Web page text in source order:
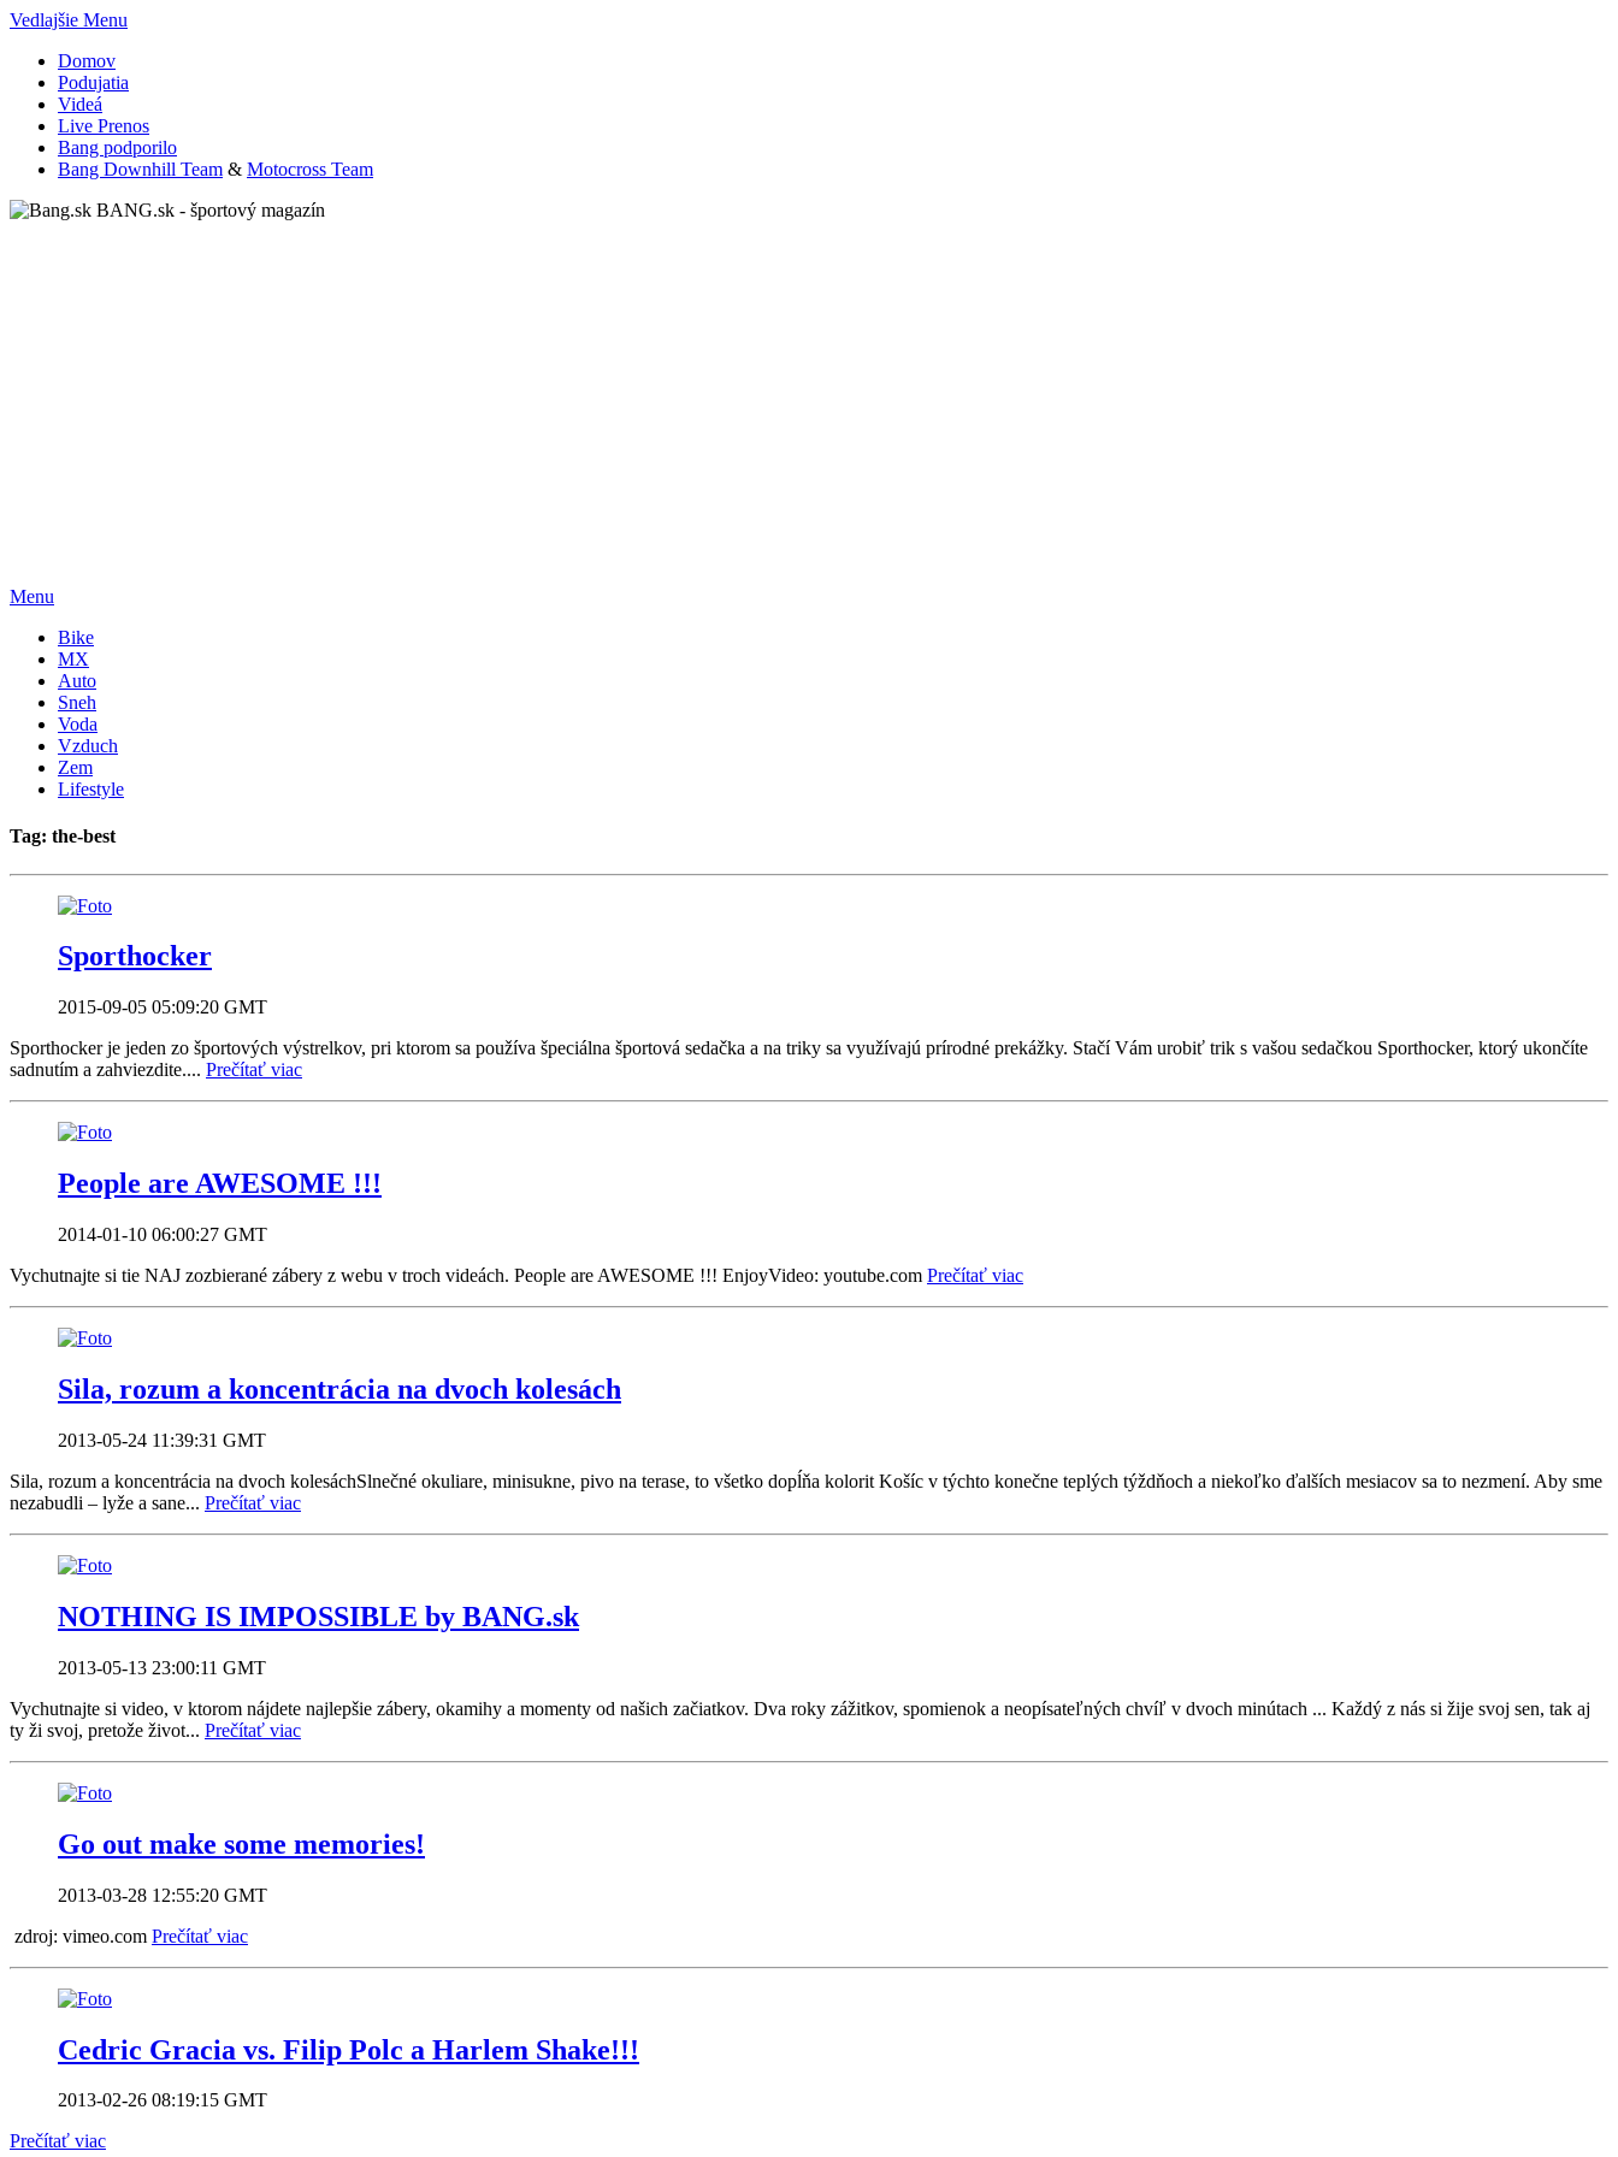
Vedlajšie Menu
Domov
Podujatia
Videá
Live Prenos
Bang podporilo
Bang Downhill Team & Motocross Team
BANG.sk - športový magazín
Menu
Bike
MX
Auto
Sneh
Voda
Vzduch
Zem
Lifestyle
Tag: the-best
Sporthocker
2015-09-05 05:09:20 GMT
Sporthocker je jeden zo športových výstrelkov, pri ktorom sa používa špeciálna športová sedačka a na triky sa využívajú prírodné prekážky. Stačí Vám urobiť trik s vašou sedačkou Sporthocker, ktorý ukončíte
sadnutím a zahviezdite.... Prečítať viac
People are AWESOME !!!
2014-01-10 06:00:27 GMT
Vychutnajte si tie NAJ zozbierané zábery z webu v troch videách. People are AWESOME !!! EnjoyVideo: youtube.com Prečítať viac
Sila, rozum a koncentrácia na dvoch kolesách
2013-05-24 11:39:31 GMT
Sila, rozum a koncentrácia na dvoch kolesáchSlnečné okuliare, minisukne, pivo na terase, to všetko dopĺňa kolorit Košíc v týchto konečne teplých týždňoch a niekoľko ďalších mesiacov sa to nezmení. Aby sme
nezabudli – lyže a sane... Prečítať viac
NOTHING IS IMPOSSIBLE by BANG.sk
2013-05-13 23:00:11 GMT
Vychutnajte si video, v ktorom nájdete najlepšie zábery, okamihy a momenty od našich začiatkov. Dva roky zážitkov, spomienok a neopísateľných chvíľ v dvoch minútach ... Každý z nás si žije svoj sen, tak aj
ty ži svoj, pretože život... Prečítať viac
Go out make some memories!
2013-03-28 12:55:20 GMT
zdroj: vimeo.com Prečítať viac
Cedric Gracia vs. Filip Polc a Harlem Shake!!!
2013-02-26 08:19:15 GMT
Prečítať viac